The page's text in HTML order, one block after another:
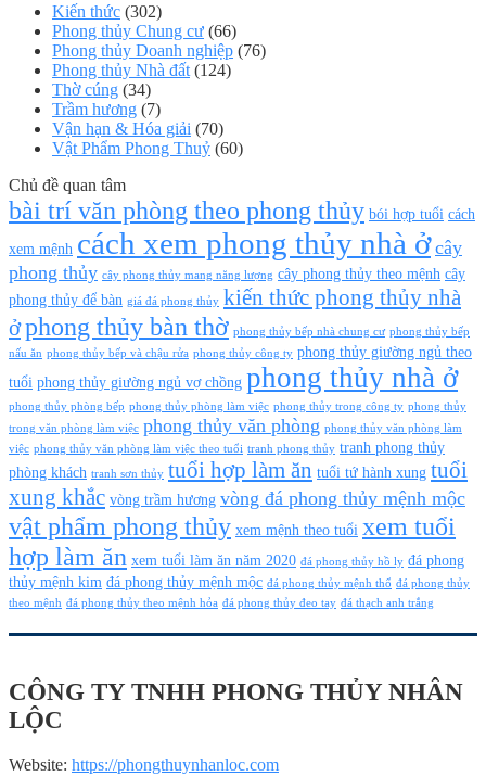
Kiến thức (302)
Phong thủy Chung cư (66)
Phong thủy Doanh nghiệp (76)
Phong thủy Nhà đất (124)
Thờ cúng (34)
Trầm hương (7)
Vận hạn & Hóa giải (70)
Vật Phẩm Phong Thuỷ (60)
Chủ đề quan tâm
bài trí văn phòng theo phong thủy bói hợp tuổi cách
xem mệnh cách xem phong thủy nhà ở cây
phong thủy cây phong thủy mang năng lượng cây phong thủy theo mệnh cây
phong thủy để bàn giá đá phong thủy kiến thức phong thủy nhà
ởphong thủy bàn thờ phong thủy bếp nhà chung cư phong thủy bếp
nấu ăn phong thủy bếp và chậu rửa phong thủy công ty phong thủy giường ngủ theo
tuổi phong thủy giường ngủ vợ chồng phong thủy nhà ở
phong thủy phòng bếp phong thủy phòng làm việc phong thủy trong công ty phong thủy
trong văn phòng làm việc phong thủy văn phòng phong thủy văn phòng làm
việc phong thủy văn phòng làm việc theo tuổi tranh phong thủy tranh phong thủy
phòng khách tranh sơn thủy tuổi hợp làm ăn tuổi tứ hành xung tuổi
xung khắc vòng trầm hương vòng đá phong thủy mệnh mộc
vật phẩm phong thủy xem mệnh theo tuổi xem tuổi
hợp làm ăn xem tuổi làm ăn năm 2020 đá phong thủy hồ ly đá phong
thủy mệnh kim đá phong thủy mệnh mộc đá phong thủy mệnh thổ đá phong thủy
theo mệnh đá phong thủy theo mệnh hỏa đá phong thủy đeo tay đá thạch anh trắng
CÔNG TY TNHH PHONG THỦY NHÂN
LỘC
Website: https://phongthuynhanloc.com